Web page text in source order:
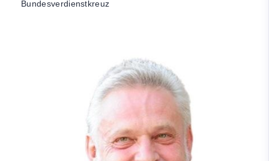
Bundesverdienstkreuz